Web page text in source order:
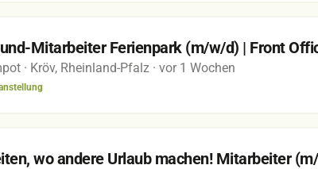
Mitarbeiter Ferienpark (m/w/d) | Front
· Kröv, Rheinland-Pfalz · vor 1 Wochen
wo andere Urlaub machen! Mitarbeiter